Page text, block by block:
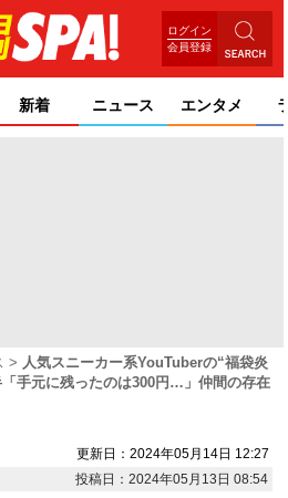
ログイン
会員登録
新着 ニュース エンタメ
人気スニーカー系YouTuberの“福袋炎
「手元に残ったのは300円…」仲間の存在
更新日：2024年05月14日 12:27
投稿日：2024年05月13日 08:54